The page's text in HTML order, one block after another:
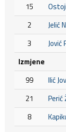
15
2
Jelić
3
Jović
Izmjene
99
Ilić
21
Perić
8